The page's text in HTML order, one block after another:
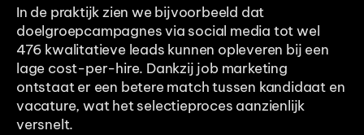
In de praktijk zien we bijvoorbeeld dat
doelgroepcampagnes via social media tot wel
476 kwalitatieve leads kunnen opleveren bij een
lage cost-per-hire. Dankzij job marketing
ontstaat er een betere match tussen kandidaat en
vacature, wat het selectieproces aanzienlijk
versnelt.